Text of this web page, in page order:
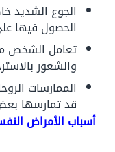
الجوع الشديد
الحصول فيها
تعامل الشخص
والشعور
الممارسات
قد تمارسها
أسباب الأمراض